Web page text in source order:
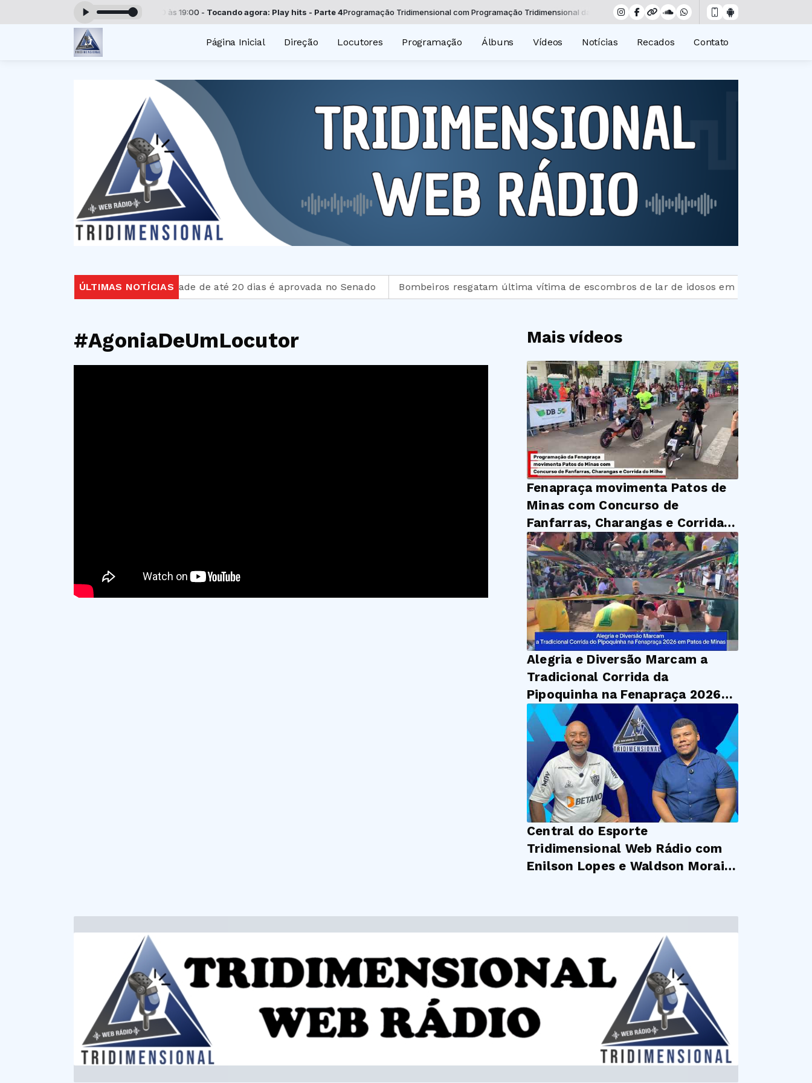
Tridimensional das 00:00 às 19:00 -Tocando agora: Play hits - Parte 4Programação Tridimensional com Programação Tridimensional das 00:00 às 19:00 - Tocando agora: Play hits - Parte 4
Página Inicial Direção Locutores Programação Álbuns Vídeos Notícias Recados Contato
ÚLTIMAS NOTÍCIAS
Licença-paternidade de até 20 dias é aprovada no Senado Bombeiros resgatam última vítima de escombros de lar de idosos em MG
#AgoniaDeUmLocutor Mais vídeos
Fenapraça movimenta Patos de
Minas com Concurso de
Fanfarras, Charangas e Corrida
do Milho
Alegria e Diversão Marcam a
Tradicional Corrida da
Pipoquinha na Fenapraça 2026
em Patos de Minas
Central do Esporte
Tridimensional Web Rádio com
Enilson Lopes e Waldson Morais